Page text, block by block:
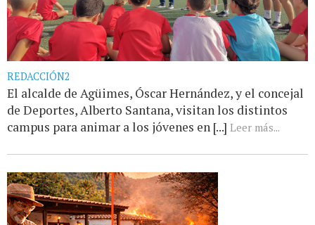
REDACCIÓN2
El alcalde de Agüimes, Óscar Hernández, y el concejal
de Deportes, Alberto Santana, visitan los distintos
campus para animar a los jóvenes en [...] Leer más...